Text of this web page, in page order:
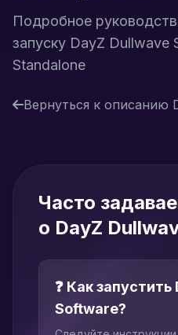
Подробное
запуску DayZ Dullwave
Standalone
Вернуться к описанию
Часто
о DayZ
❓ Как
Software?